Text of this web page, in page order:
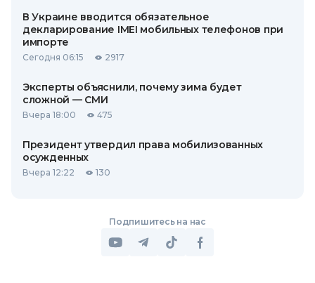
В Украине вводится обязательное
декларирование IMEI мобильных телефонов при
импорте
Сегодня 06:15 2917
Эксперты объяснили, почему зима будет
сложной — СМИ
Вчера 18:00 475
Президент утвердил права мобилизованных
осужденных
Вчера 12:22 130
Подпишитесь на нас